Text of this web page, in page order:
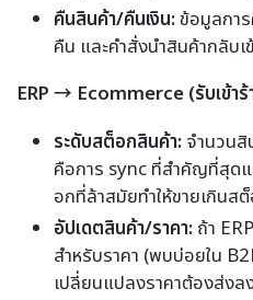
คืนสินค้า/คืนเงิน:ข้อมูลการ
คืน และคำสั่งนำสินค้ากลับเ
ERP → Ecommerce (รับเข้าร้
ระดับสต็อกสินค้า:จำนวนสิ
คือการ sync ที่สำคัญที่สุด
อกที่ล้าสมัยทำให้ขายเกินส
อัปเดตสินค้า/ราคา:ถ้า
สำหรับราคา (พบบ่อยใน
เปลี่ยนแปลงราคาต้องส่งล